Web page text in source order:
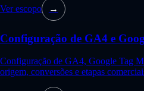
Ver escopo →
Configuração de GA4 e
Configuração de GA4, Google Tag
origem, conversões e etapas